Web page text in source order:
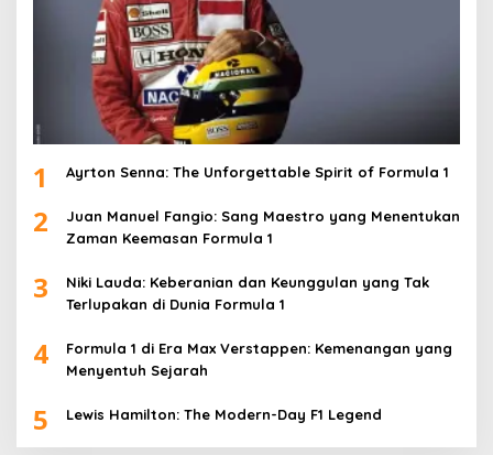
1 Ayrton Senna: The Unforgettable Spirit of Formula 1
2
Juan Manuel Fangio: Sang Maestro yang Menentukan
Zaman Keemasan Formula 1
3
Niki Lauda: Keberanian dan Keunggulan yang Tak
Terlupakan di Dunia Formula 1
4
Formula 1 di Era Max Verstappen: Kemenangan yang
Menyentuh Sejarah
5 Lewis Hamilton: The Modern-Day F1 Legend